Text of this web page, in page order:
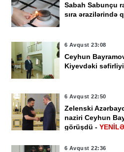
Sabah Sabunçu
sıra ərazilərində
6 Avqust 23:08
Ceyhun
Kiyevdəki
6 Avqust 22:50
Zelenski
naziri Ceyhun
görüşdü -
6 Avqust 22:36